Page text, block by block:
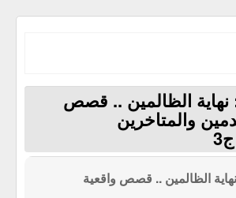
الصفحة الرئيسية
حسب الترتيب الابجدي
الظالمين .. قصص
والمتاخرين
نهاية الظالمين .. قصص واقعية